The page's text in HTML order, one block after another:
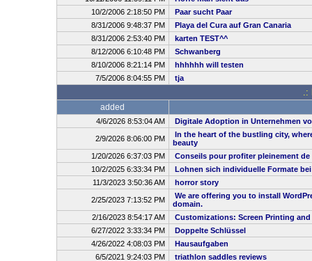
10/2/2006 2:18:50 PM
Paar sucht Paar
8/31/2006 9:48:37 PM
Playa del Cura auf Gran Canaria
8/31/2006 2:53:40 PM
karten TEST^^
8/12/2006 6:10:48 PM
Schwanberg
8/10/2006 8:21:14 PM
hhhhhh will testen
7/5/2006 8:04:55 PM
tja
.:
added
4/6/2026 8:53:04 AM Digitale Adoption in Unternehmen
2/9/2026 8:06:00 PM
In the heart of the bustling city,
beauty
1/20/2026 6:37:03 PM
Conseils pour profiter pleinement de
10/2/2025 6:33:34 PM
Lohnen sich individuelle Formate
11/3/2023 3:50:36 AM
horror story
2/25/2023 7:13:52 PM
We are offering you to install
domain.
2/16/2023 8:54:17 AM
Customizations: Screen Printing and
6/27/2022 3:33:34 PM
Doppelte Schlüssel
4/26/2022 4:08:03 PM
Hausaufgaben
6/5/2021 9:24:03 PM
triathlon saddles reviews